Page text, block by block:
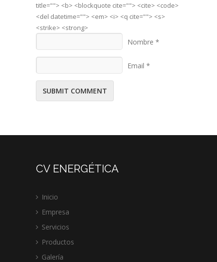
title=""> <b> <blockquote cite=""> <cite> <code>
<del datetime=""> <em> <i> <q cite=""> <s>
<strike> <strong>
Nombre *
Email *
CV ENERGÉTICA
Inicio
Empresa
Servicios
Productos
Galería